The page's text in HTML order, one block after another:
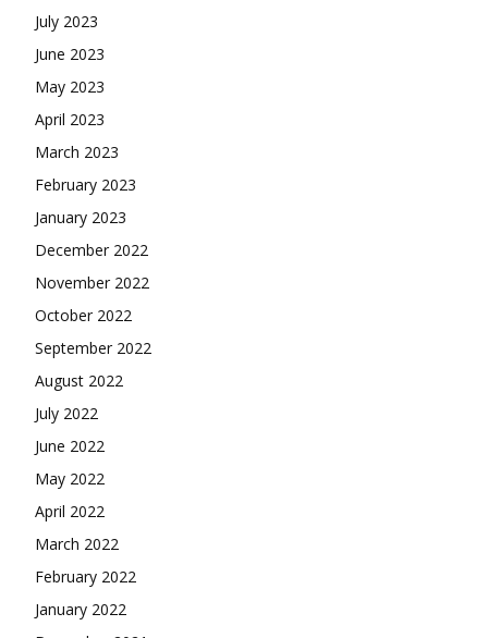
July 2023
June 2023
May 2023
April 2023
March 2023
February 2023
January 2023
December 2022
November 2022
October 2022
September 2022
August 2022
July 2022
June 2022
May 2022
April 2022
March 2022
February 2022
January 2022